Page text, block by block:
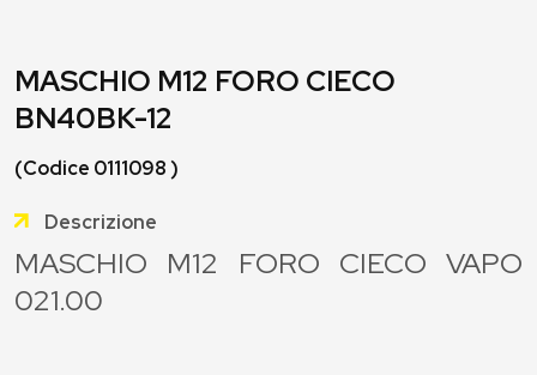
MASCHIO M12 FORO CIECO
BN40BK-12
(Codice 0111098 )
Descrizione
MASCHIO M12 FORO CIECO VAPO
021.00